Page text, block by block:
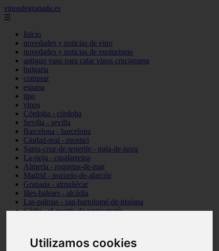
Utilizamos cookies
vinosdegranada.es
☰
Inicio
novedades y noticias de vino
novedades y noticias de enoturismo
antiguo vaso para catar vinos crucigrama
bulgaria
comprar
espana
tipo
vinos
Córdoba - córdoba
Sevilla - sevilla
Barcelona - barcelona
Ciudad-real - montiel
Santa-cruz-de-tenerife - guía-de-isora
La-rioja - casalarreina
Almería - roquetas-de-mar
Madrid - pozuelo-de-alarcón
Granada - almuñécar
Illes-balears - alcúdia
Las-palmas - san-bartolomé-de-tirajana
Cádiz - el-puerto-de-santa-maría
Santa-cruz-de-tenerife - los-llanos-de-aridane
Cantabria - suances